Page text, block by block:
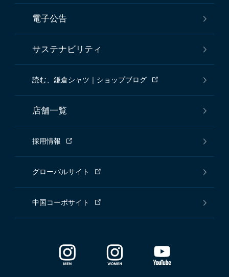
電子公告
サステナビリティ
読む、鎌倉シャツ｜ショップブログ
店舗一覧
採用情報
グローバルサイト
中国コーポサイト